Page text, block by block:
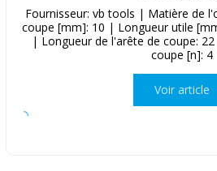
Fournisseur: vb tools | Matière de
coupe [mm]: 10 | Longueur utile
| Longueur de l'arête de coupe:
coupe [n]: 4
Voir article